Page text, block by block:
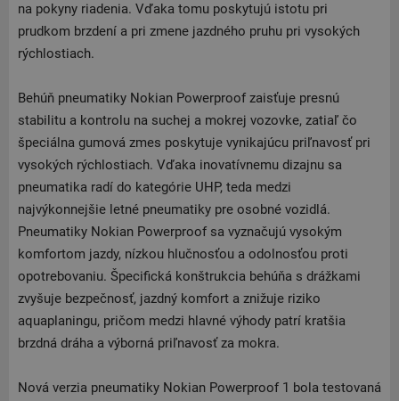
na pokyny riadenia. Vďaka tomu poskytujú istotu pri
prudkom brzdení a pri zmene jazdného pruhu pri vysokých
rýchlostiach.
Behúň pneumatiky Nokian Powerproof zaisťuje presnú
stabilitu a kontrolu na suchej a mokrej vozovke, zatiaľ čo
špeciálna gumová zmes poskytuje vynikajúcu priľnavosť pri
vysokých rýchlostiach. Vďaka inovatívnemu dizajnu sa
pneumatika radí do kategórie UHP, teda medzi
najvýkonnejšie letné pneumatiky pre osobné vozidlá.
Pneumatiky Nokian Powerproof sa vyznačujú vysokým
komfortom jazdy, nízkou hlučnosťou a odolnosťou proti
opotrebovaniu. Špecifická konštrukcia behúňa s drážkami
zvyšuje bezpečnosť, jazdný komfort a znižuje riziko
aquaplaningu, pričom medzi hlavné výhody patrí kratšia
brzdná dráha a výborná priľnavosť za mokra.
Nová verzia pneumatiky Nokian Powerproof 1 bola testovaná